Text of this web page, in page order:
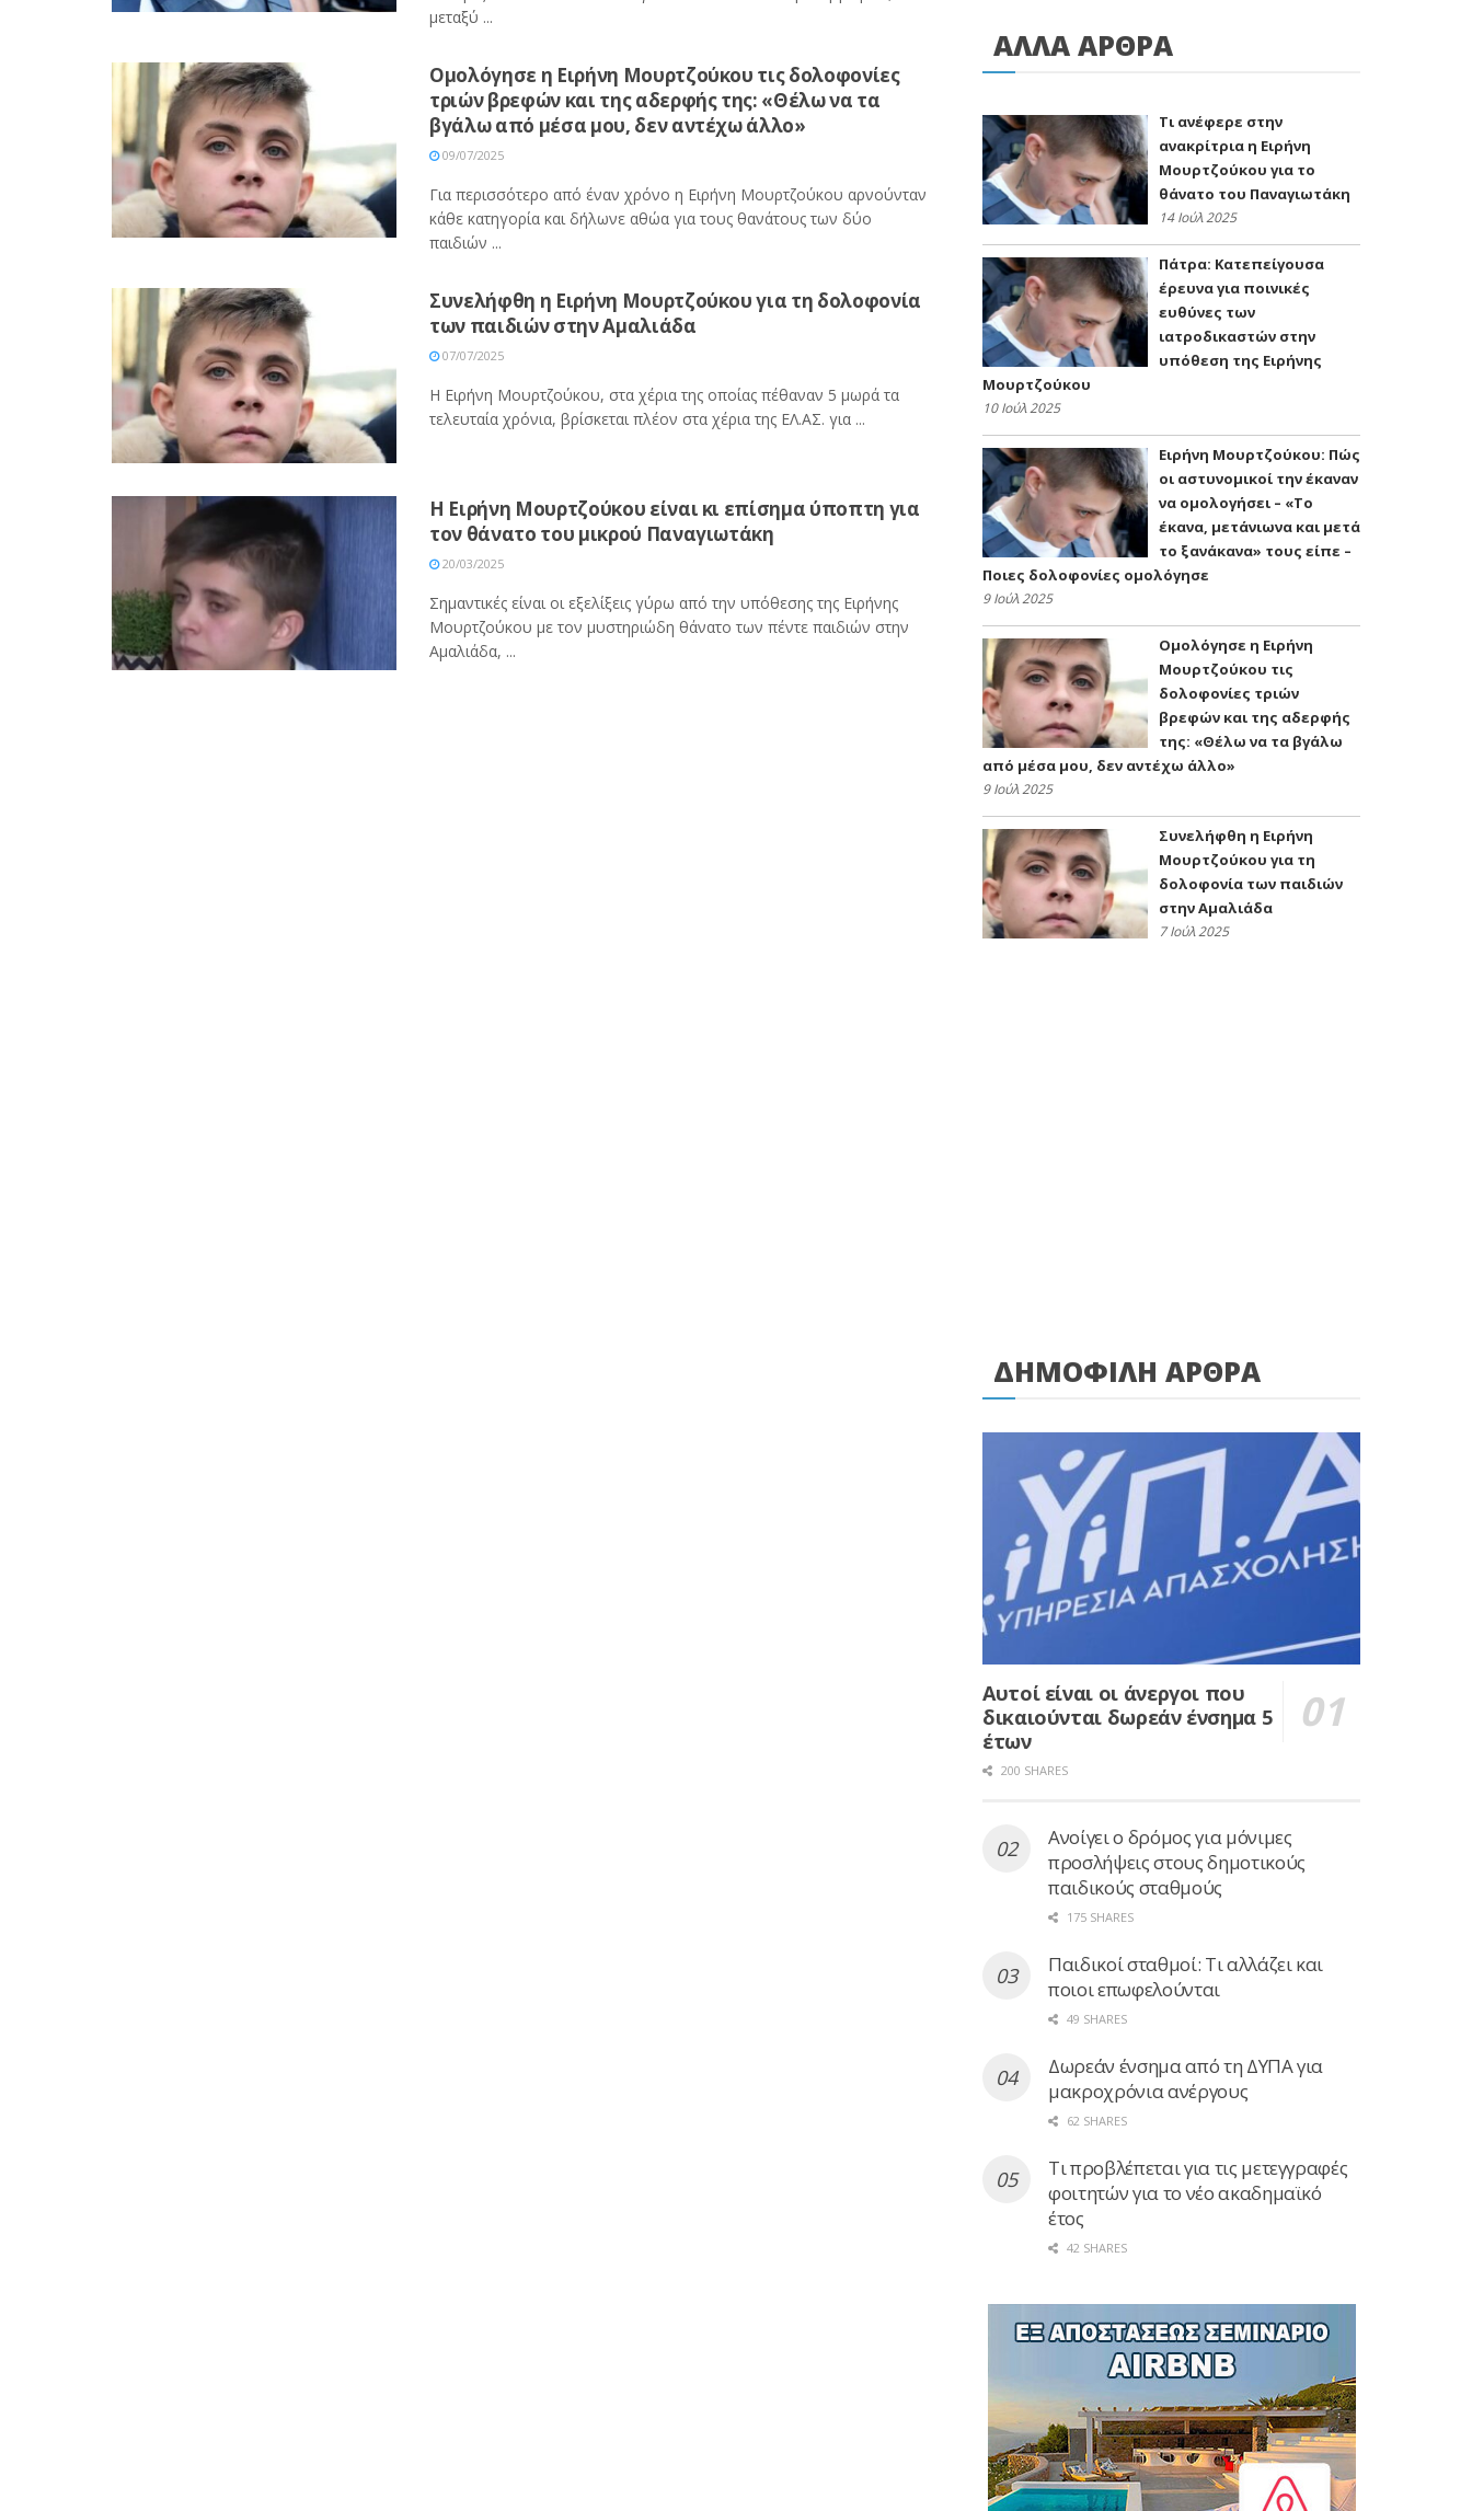
μεταξύ ...
Ομολόγησε η Ειρήνη Μουρτζούκου τις δολοφονίες
τριών βρεφών και της αδερφής της: «Θέλω να τα
βγάλω από μέσα μου, δεν αντέχω άλλο»
09/07/2025
Για περισσότερο από έναν χρόνο η Ειρήνη Μουρτζούκου αρνούνταν
κάθε κατηγορία και δήλωνε αθώα για τους θανάτους των δύο
παιδιών ...
Συνελήφθη η Ειρήνη Μουρτζούκου για τη δολοφονία
των παιδιών στην Αμαλιάδα
07/07/2025
Η Ειρήνη Μουρτζούκου, στα χέρια της οποίας πέθαναν 5 μωρά τα
τελευταία χρόνια, βρίσκεται πλέον στα χέρια της ΕΛ.ΑΣ. για ...
Η Ειρήνη Μουρτζούκου είναι κι επίσημα ύποπτη για
τον θάνατο του μικρού Παναγιωτάκη
20/03/2025
Σημαντικές είναι οι εξελίξεις γύρω από την υπόθεσης της Ειρήνης
Μουρτζούκου με τον μυστηριώδη θάνατο των πέντε παιδιών στην
Αμαλιάδα, ...
ΑΛΛΑ ΑΡΘΡΑ
Τι ανέφερε στην
ανακρίτρια η Ειρήνη
Μουρτζούκου για το
θάνατο του Παναγιωτάκη
14 Ιούλ 2025
Πάτρα: Κατεπείγουσα
έρευνα για ποινικές
ευθύνες των
ιατροδικαστών στην
υπόθεση της Ειρήνης
Μουρτζούκου
10 Ιούλ 2025
Ειρήνη Μουρτζούκου: Πώς
οι αστυνομικοί την έκαναν
να ομολογήσει – «Το
έκανα, μετάνιωνα και μετά
το ξανάκανα» τους είπε –
Ποιες δολοφονίες ομολόγησε
9 Ιούλ 2025
Ομολόγησε η Ειρήνη
Μουρτζούκου τις
δολοφονίες τριών
βρεφών και της αδερφής
της: «Θέλω να τα βγάλω
από μέσα μου, δεν αντέχω άλλο»
9 Ιούλ 2025
Συνελήφθη η Ειρήνη
Μουρτζούκου για τη
δολοφονία των παιδιών
στην Αμαλιάδα
7 Ιούλ 2025
ΔΗΜΟΦΙΛΗ ΑΡΘΡΑ
Αυτοί είναι οι άνεργοι που
δικαιούνται δωρεάν ένσημα 5
έτων
200 SHARES
Ανοίγει ο δρόμος για μόνιμες
προσλήψεις στους δημοτικούς
παιδικούς σταθμούς
175 SHARES
Παιδικοί σταθμοί: Τι αλλάζει και
ποιοι επωφελούνται
49 SHARES
Δωρεάν ένσημα από τη ΔΥΠΑ για
μακροχρόνια ανέργους
62 SHARES
Τι προβλέπεται για τις μετεγγραφές
φοιτητών για το νέο ακαδημαϊκό
έτος
42 SHARES